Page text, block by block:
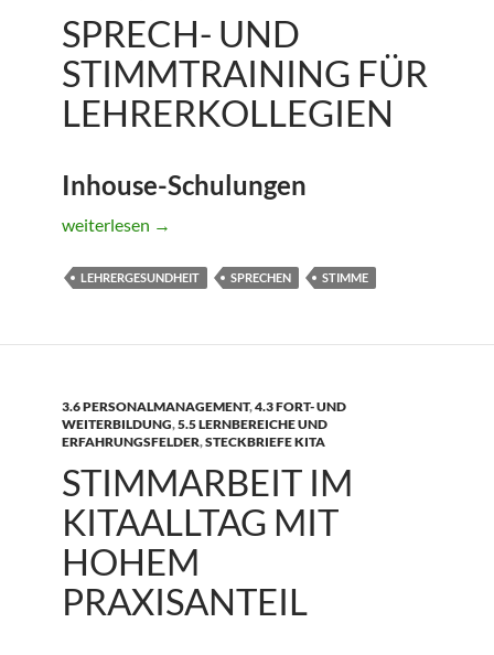
SPRECH- UND
STIMMTRAINING FÜR
LEHRERKOLLEGIEN
Inhouse-Schulungen
Sprech- und Stimmtraining für Lehrerkollegien
weiterlesen →
LEHRERGESUNDHEIT SPRECHEN STIMME
3.6 PERSONALMANAGEMENT,4.3 FORT- UND
WEITERBILDUNG,5.5 LERNBEREICHE UND
ERFAHRUNGSFELDER,STECKBRIEFE KITA
STIMMARBEIT IM
KITAALLTAG MIT
HOHEM
PRAXISANTEIL